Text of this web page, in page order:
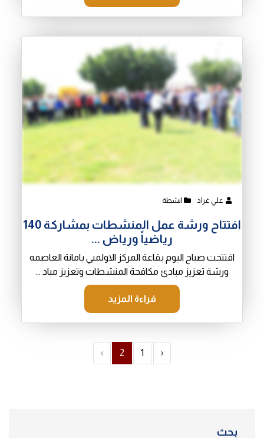
علي غراد انشطة
افتتاح ورشة عمل المنشطات بمشاركة 140
رياضياً ورياض ...
افتتحت صباح اليوم بقاعة المركز الاولمبي بامانة العاصمه
ورشة تعزيز مبادئ مكافحة المنشطات وتعزيز مباد ...
قراءة المزيد
‹
1
2
›
بحث